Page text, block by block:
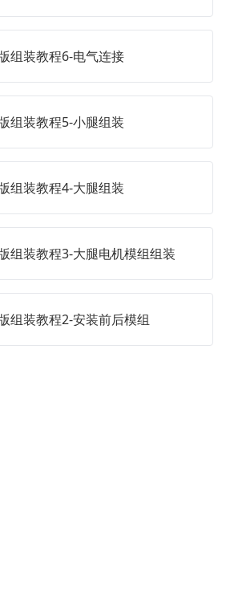
组装教程6-电气连接
组装教程5-小腿组装
组装教程4-大腿组装
组装教程3-大腿电机模组组装
组装教程2-安装前后模组